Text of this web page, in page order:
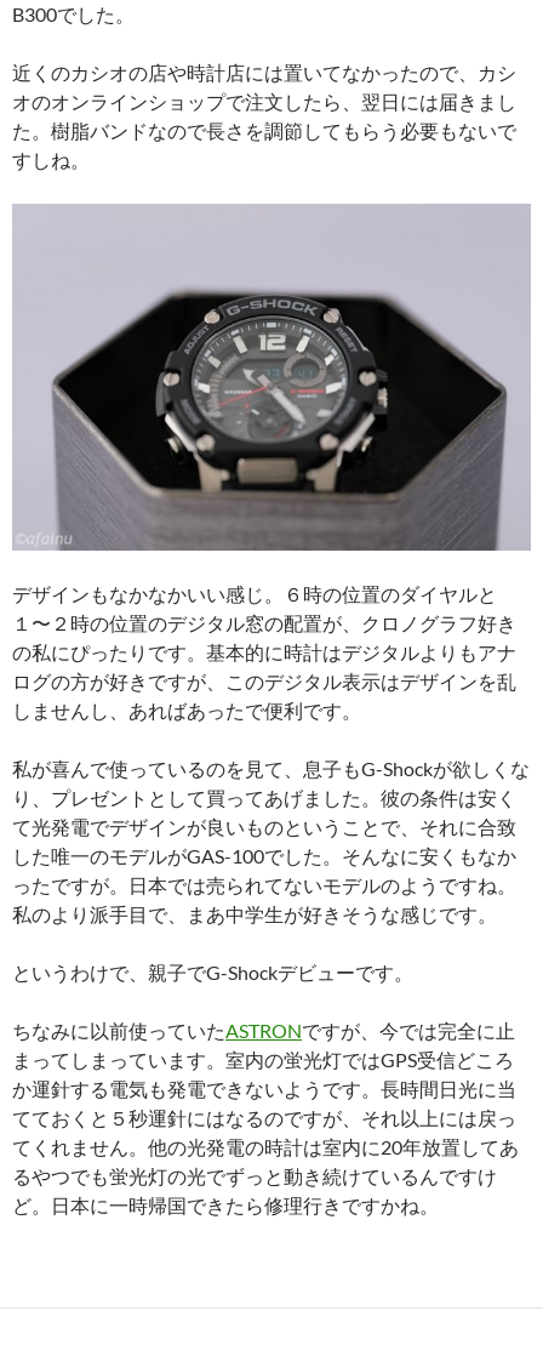
B300でした。
近くのカシオの店や時計店には置いてなかったので、カシ
オのオンラインショップで注文したら、翌日には届きまし
た。樹脂バンドなので長さを調節してもらう必要もないで
すしね。
デザインもなかなかいい感じ。６時の位置のダイヤルと
１〜２時の位置のデジタル窓の配置が、クロノグラフ好き
の私にぴったりです。基本的に時計はデジタルよりもアナ
ログの方が好きですが、このデジタル表示はデザインを乱
しませんし、あればあったで便利です。
私が喜んで使っているのを見て、息子もG-Shockが欲しくな
り、プレゼントとして買ってあげました。彼の条件は安く
て光発電でデザインが良いものということで、それに合致
した唯一のモデルがGAS-100でした。そんなに安くもなか
ったですが。日本では売られてないモデルのようですね。
私のより派手目で、まあ中学生が好きそうな感じです。
というわけで、親子でG-Shockデビューです。
ちなみに以前使っていたASTRONですが、今では完全に止
まってしまっています。室内の蛍光灯ではGPS受信どころ
か運針する電気も発電できないようです。長時間日光に当
てておくと５秒運針にはなるのですが、それ以上には戻っ
てくれません。他の光発電の時計は室内に20年放置してあ
るやつでも蛍光灯の光でずっと動き続けているんですけ
ど。日本に一時帰国できたら修理行きですかね。